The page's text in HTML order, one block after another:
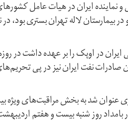
نماینده ایران در هیات عامل
بیمارستان لاله تهران بستری بود،
در اوپک را بر عهده داشت در
نفت ایران نیز در پی
عنوان شد به بخش مراقبت‌های ویژه
روز شنبه بیست و هفتم